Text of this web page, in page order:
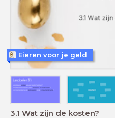
3.1 Wat zijn de kosten?
Eieren voor je geld